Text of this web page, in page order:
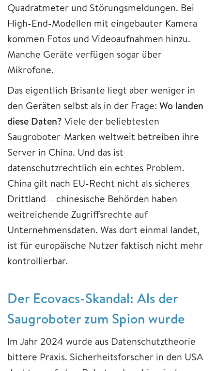
Quadratmeter und Störungsmeldungen. Bei
High-End-Modellen mit eingebauter Kamera
kommen Fotos und Videoaufnahmen hinzu.
Manche Geräte verfügen sogar über
Mikrofone.
Das eigentlich Brisante liegt aber weniger in
den Geräten selbst als in der Frage: Wo landen
diese Daten? Viele der beliebtesten
Saugroboter-Marken weltweit betreiben ihre
Server in China. Und das ist
datenschutzrechtlich ein echtes Problem.
China gilt nach EU-Recht nicht als sicheres
Drittland – chinesische Behörden haben
weitreichende Zugriffsrechte auf
Unternehmensdaten. Was dort einmal landet,
ist für europäische Nutzer faktisch nicht mehr
kontrollierbar.
Der Ecovacs-Skandal: Als der
Saugroboter zum Spion wurde
Im Jahr 2024 wurde aus Datenschutztheorie
bittere Praxis. Sicherheitsforscher in den USA